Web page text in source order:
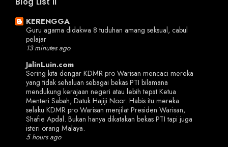
KERENGGA
Guru agama didakwa 8 tuduhan amang seksual, cabul
pelajar
13 minutes ago
JalinLuin.com
Sering kita dengar KDMR pro Warisan mencaci mereka
yang tidak sehaluan sebagai bekas PTI bilamana
mendukung kerajaan negeri atau lebih tepat Ketua
Menteri Sabah, Datuk Hajiji Noor. Habis itu mereka
selaku KDMR pro Warisan menjilat Presiden Warisan,
Shafie Apdal. Bukan hanya dikatakan bekas PTI tapi juga
isteri orang Malaya.
5 hours ago